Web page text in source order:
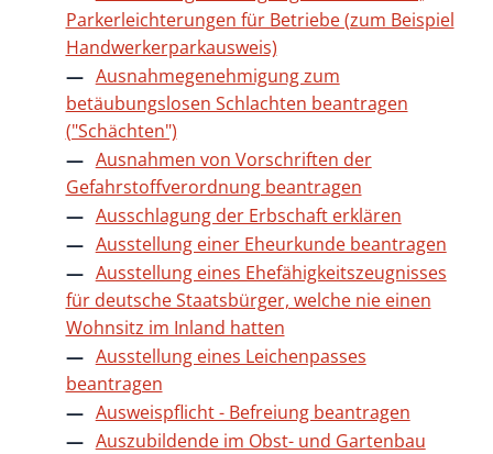
Parkerleichterungen für Betriebe (zum Beispiel
Handwerkerparkausweis)
Ausnahmegenehmigung zum
betäubungslosen Schlachten beantragen
("Schächten")
Ausnahmen von Vorschriften der
Gefahrstoffverordnung beantragen
Ausschlagung der Erbschaft erklären
Ausstellung einer Eheurkunde beantragen
Ausstellung eines Ehefähigkeitszeugnisses
für deutsche Staatsbürger, welche nie einen
Wohnsitz im Inland hatten
Ausstellung eines Leichenpasses
beantragen
Ausweispflicht - Befreiung beantragen
Auszubildende im Obst- und Gartenbau